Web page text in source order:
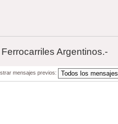
Argentinos.-
mensajes previos: